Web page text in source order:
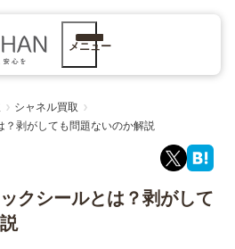
メニュー
シャネル買取
？剥がしても問題ないのか解説
クシールとは？剥がして